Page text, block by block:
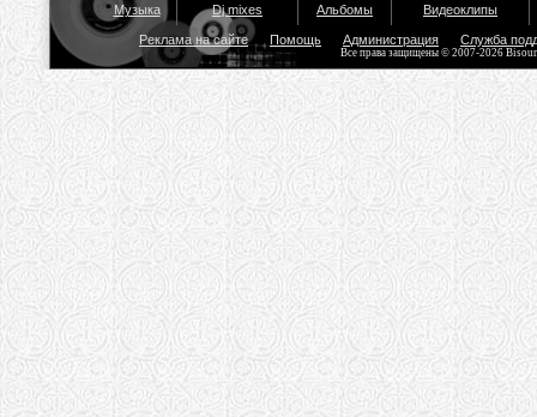
Музыка Dj mixes Альбомы Видеоклипы
Реклама на сайте Помощь Администрация Служба
Все права защищены © 2007-2026